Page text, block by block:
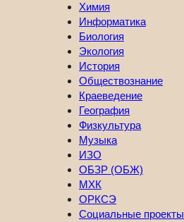
Химия
Информатика
Биология
Экология
История
Обществознание
Краеведение
География
Физкультура
Музыка
ИЗО
ОБЗР (ОБЖ)
МХК
ОРКСЭ
Социальные проекты